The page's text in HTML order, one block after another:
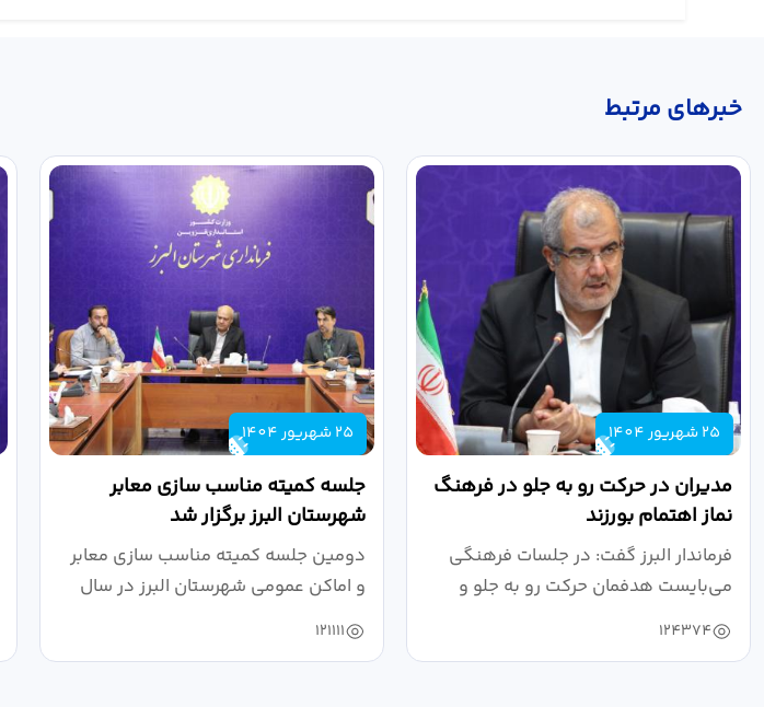
خبر‌های مرتبط
25 شهریور 1404
مدیران در حرکت رو به جلو در فرهنگ
نماز اهتمام بورزند
فرماندار البرز گفت: در جلسات فرهنگی
می‌بایست هدفمان حرکت رو به جلو و
دستیابی...
124374
25 شهریور 1404
جلسه کمیته مناسب سازی معابر
شهرستان البرز برگزار شد
دومین جلسه کمیته مناسب سازی معابر
و اماکن عمومی شهرستان البرز در سال
۱۴۰۴ به...
121111